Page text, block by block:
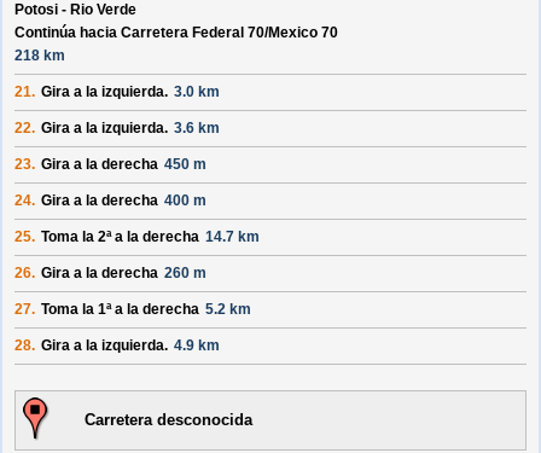
Potosi - Rio Verde
Continúa hacia Carretera Federal 70/Mexico 70
218 km
21. Gira a la izquierda. 3.0 km
22. Gira a la izquierda. 3.6 km
23. Gira a la derecha 450 m
24. Gira a la derecha 400 m
25. Toma la 2ª a la derecha 14.7 km
26. Gira a la derecha 260 m
27. Toma la 1ª a la derecha 5.2 km
28. Gira a la izquierda. 4.9 km
Carretera desconocida